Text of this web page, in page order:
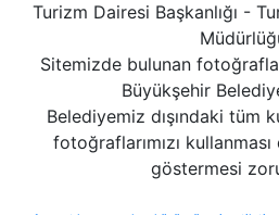
Turizm Dairesi Başkanlığı -
Sitemizde bulunan
Büyükşehir
Belediyemiz dışındaki tüm
fotoğraflarımızı
göstermesi